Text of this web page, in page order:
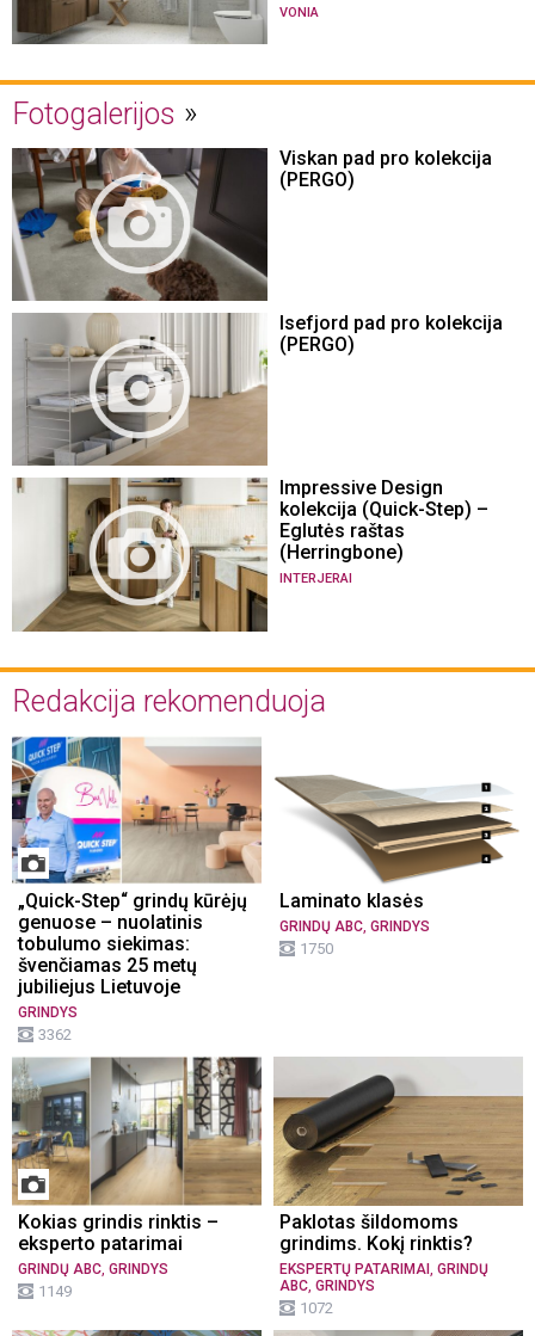
VONIA
Fotogalerijos
Viskan pad pro kolekcija
(PERGO)
Isefjord pad pro kolekcija
(PERGO)
Impressive Design
kolekcija (Quick-Step) –
Eglutės raštas
(Herringbone)
INTERJERAI
Redakcija rekomenduoja
„Quick-Step“ grindų kūrėjų
genuose – nuolatinis
tobulumo siekimas:
švenčiamas 25 metų
jubiliejus Lietuvoje
GRINDYS
3362
Laminato klasės
GRINDŲ ABC, GRINDYS
1750
Kokias grindis rinktis –
eksperto patarimai
GRINDŲ ABC, GRINDYS
1149
Paklotas šildomoms
grindims. Kokį rinktis?
EKSPERTŲ PATARIMAI , GRINDŲ
ABC, GRINDYS
1072